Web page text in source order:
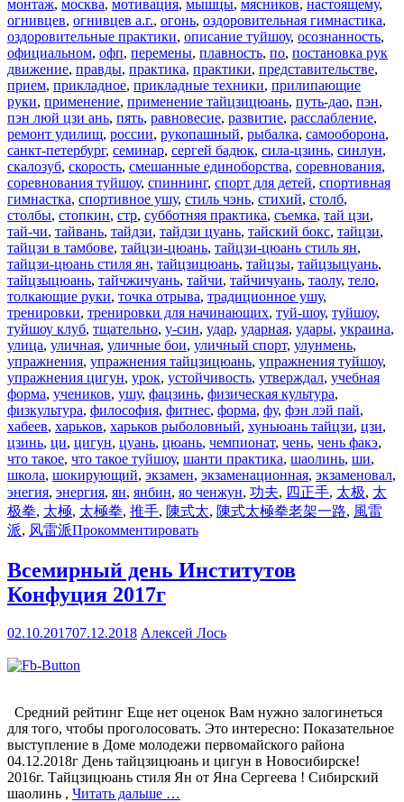
монтаж, москва, мотивация, мышцы, мясников, настоящему,
огнивцев, огнивцев а.г., огонь, оздоровительная гимнастика,
оздоровительные практики, описание туйшоу, осознанность,
официальном, офп, перемены, плавность, по, постановка рук
движение, правды, практика, практики, представительстве,
прием, прикладное, прикладные техники, прилипающие
руки, применение, применение тайцзицюань, путь-дао, пэн,
пэн люй цзи ань, пять, равновесие, развитие, расслабление,
ремонт удилищ, россии, рукопашный, рыбалка, самооборона,
санкт-петербург, семинар, сергей бадюк, сила-цзинь, синлун,
скалозуб, скорость, смешанные единоборства, соревнования,
соревнования туйшоу, спиннинг, спорт для детей, спортивная
гимнастка, спортивное ушу, стиль чэнь, стихий, столб,
столбы, стопкин, стр, субботняя практика, съемка, тай цзи,
тай-чи, тайвань, тайдзи, тайдзи цуань, тайский бокс, тайцзи,
тайцзи в тамбове, тайцзи-цюань, тайцзи-цюань стиль ян,
тайцзи-цюань стиля ян, тайцзицюань, тайцзы, тайцзыцуань,
тайцзыцюань, тайчжичуань, тайчи, тайчичуань, таолу, тело,
толкающие руки, точка отрыва, традиционное ушу,
тренировки, тренировки для начинающих, туй-шоу, туйшоу,
туйшоу клуб, тщательно, у-син, удар, ударная, удары, украина,
улица, уличная, уличные бои, уличный спорт, улунмень,
упражнения, упражнения тайцзицюань, упражнения туйшоу,
упражнения цигун, урок, устойчивость, утверждал, учебная
форма, учеников, ушу, фацзинь, физическая культура,
физкультура, философия, фитнес, форма, фу, фэн лэй пай,
хабеев, харьков, харьков рыболовный, хуньюань тайцзи, цзи,
цзинь, ци, цигун, цуань, цюань, чемпионат, чень, чень факэ,
что такое, что такое туйшоу, шанти практика, шаолинь, ши,
школа, шокирующий, экзамен, экзаменационная, экзаменовал,
энегия, энергия, ян, янбин, яо ченжун, 功夫, 四正手, 太极, 太
极拳, 太極, 太極拳, 推手, 陳式太, 陳式太極拳老架一路, 風雷
派, 风雷派Прокомментировать
Всемирный день Институтов
Конфуция 2017г
02.10.201707.12.2018 Алексей Лось
Средний рейтинг Еще нет оценок Вам нужно залогинеться
для того, чтобы проголосовать. Это интересно: Показательное
выступление в Доме молодежи первомайского района
04.12.2018г День тайцзицюань и цигун в Новосибирске!
2016г. Тайцзицюань стиля Ян от Яна Сергеева ! Cибирский
шаолинь , Читать дальше …